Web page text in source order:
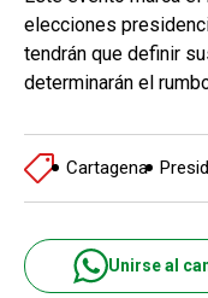
elecciones
tendrán que definir
determinarán el
Cartagena
Unirse al